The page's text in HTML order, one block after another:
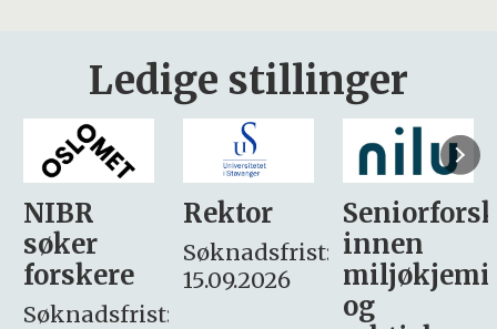
Ledige stillinger
Rektor
Søknadsfrist:
15.09.2026
Seniorforsker
innen
miljøkjemi
søker
– fast